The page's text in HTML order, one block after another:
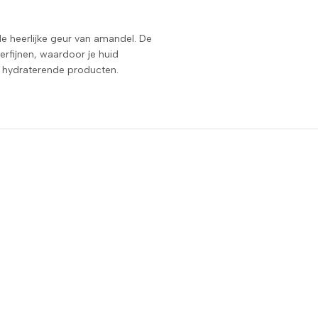
heerlijke geur van amandel. De
waardoor je huid
producten.